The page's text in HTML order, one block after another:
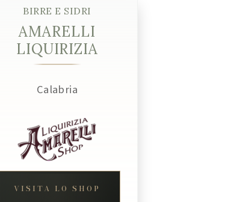
BIRRE E SIDRI
AMARELLI
LIQUIRIZIA
Calabria
VISITA LO SHOP